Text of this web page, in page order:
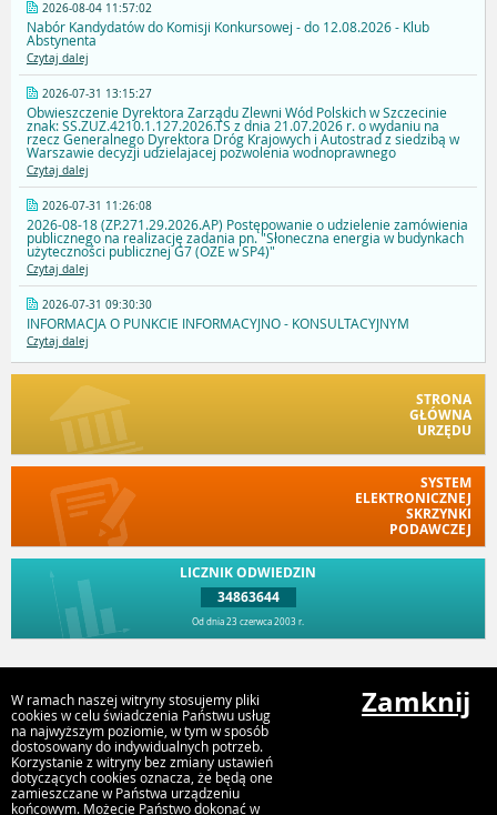
2026-08-04 11:57:02
Nabór Kandydatów do Komisji Konkursowej - do 12.08.2026 - Klub
Abstynenta
Czytaj dalej
2026-07-31 13:15:27
Obwieszczenie Dyrektora Zarządu Zlewni Wód Polskich w Szczecinie
znak: SS.ZUZ.4210.1.127.2026.TS z dnia 21.07.2026 r. o wydaniu na
rzecz Generalnego Dyrektora Dróg Krajowych i Autostrad z siedzibą w
Warszawie decyzji udzielajacej pozwolenia wodnoprawnego
Czytaj dalej
2026-07-31 11:26:08
2026-08-18 (ZP.271.29.2026.AP) Postępowanie o udzielenie zamówienia
publicznego na realizację zadania pn. "Słoneczna energia w budynkach
użyteczności publicznej G7 (OZE w SP4)"
Czytaj dalej
2026-07-31 09:30:30
INFORMACJA O PUNKCIE INFORMACYJNO - KONSULTACYJNYM
Czytaj dalej
STRONA
GŁÓWNA
URZĘDU
SYSTEM
ELEKTRONICZNEJ
SKRZYNKI
PODAWCZEJ
LICZNIK ODWIEDZIN
34863644
Od dnia 23 czerwca 2003 r.
Urząd Miasta Kostrzyn n. Odrą
Graniczna 2, 66-470 Kostrzyn nad Odrą
W ramach naszej witryny stosujemy pliki
cookies w celu świadczenia Państwu usług
na najwyższym poziomie, w tym w sposób
dostosowany do indywidualnych potrzeb.
Korzystanie z witryny bez zmiany ustawień
dotyczących cookies oznacza, że będą one
zamieszczane w Państwa urządzeniu
końcowym. Możecie Państwo dokonać w
Zamknij